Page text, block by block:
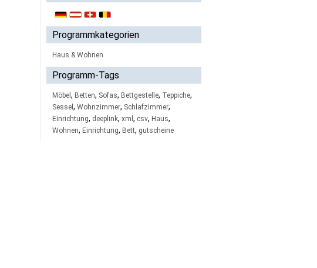
Programmkategorien
Haus & Wohnen
Programm-Tags
Möbel , Betten, Sofas, Bettgestelle, Teppiche,
Sessel , Wohnzimmer, Schlafzimmer,
Einrichtung, deeplink, xml , csv, Haus,
Wohnen, Einrichtung, Bett, gutscheine